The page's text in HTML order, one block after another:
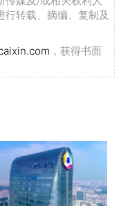
转载、摘编、复制及
，获得书面